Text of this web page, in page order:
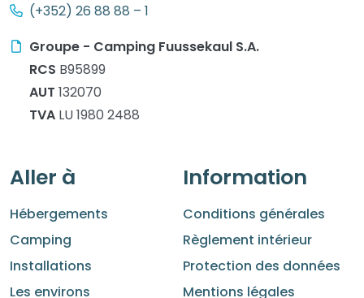
(+352) 26 88 88 – 1
Groupe - Camping Fuussekaul S.A.
RCS B95899
AUT 132070
TVA LU 1980 2488
Aller à
Hébergements
Camping
Installations
Les environs
Information
Conditions générales
Règlement intérieur
Protection des données
Mentions légales